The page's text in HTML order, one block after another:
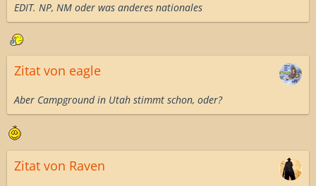
EDIT. NP, NM oder was anderes nationales
Zitat von eagle
Aber Campground in Utah stimmt schon, oder?
Zitat von Raven